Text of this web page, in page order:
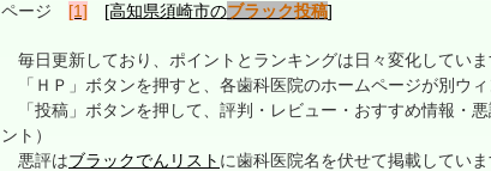
ページ [1] [高知県須崎市のブラック投稿]
毎日更新しており、ポイントとランキングは日々変化していま
「ＨＰ」ボタンを押すと、各歯科医院のホームページが別ウィ
「投稿」ボタンを押して、評判・レビュー・おすすめ情報・
ント）
悪評はブラックでんリスト に歯科医院名を伏せて掲載していま